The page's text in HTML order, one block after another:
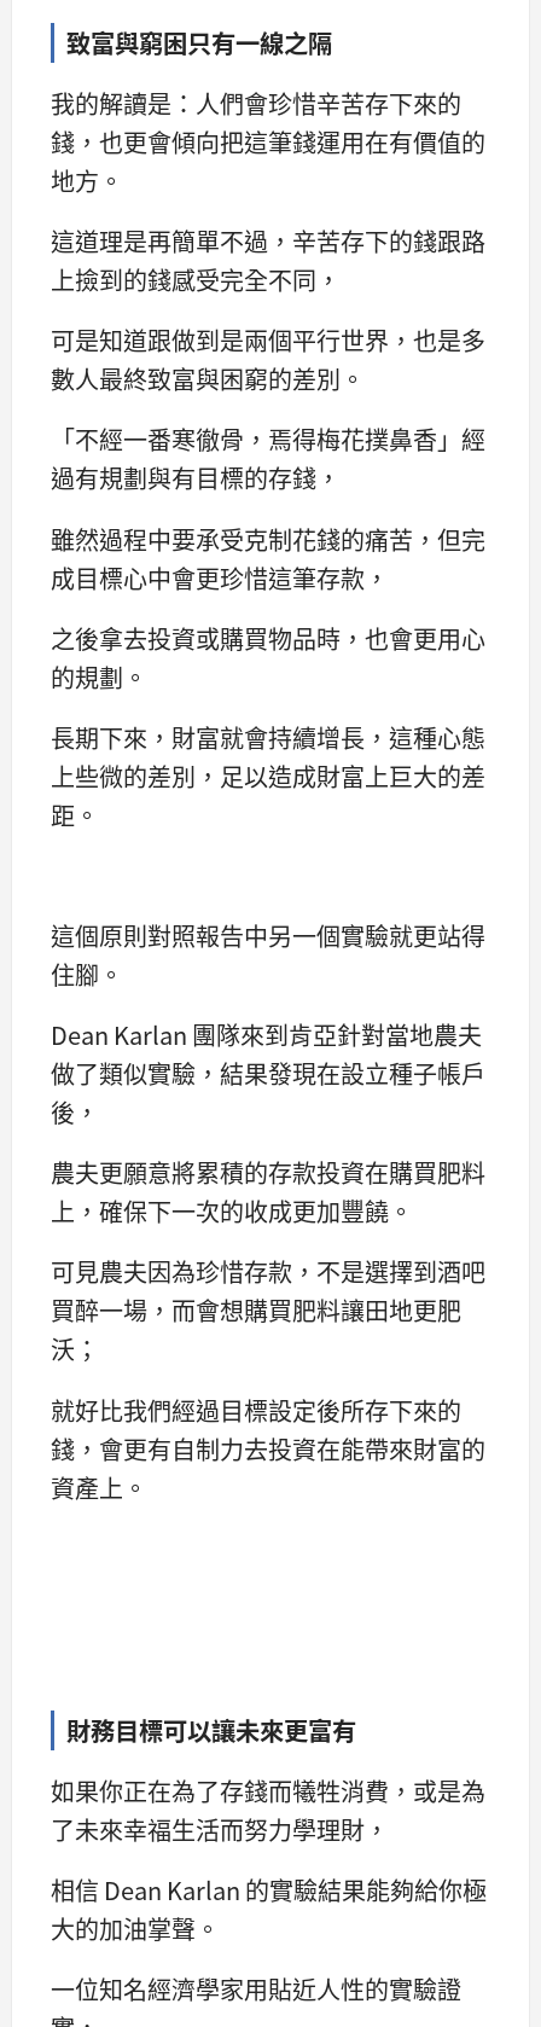
致富與窮困只有一線之隔
我的解讀是：人們會珍惜辛苦存下來的
錢，也更會傾向把這筆錢運用在有價值的
地方。
這道理是再簡單不過，辛苦存下的錢跟路
上撿到的錢感受完全不同，
可是知道跟做到是兩個平行世界，也是多
數人最終致富與困窮的差別。
「不經一番寒徹骨，焉得梅花撲鼻香」經
過有規劃與有目標的存錢，
雖然過程中要承受克制花錢的痛苦，但完
成目標心中會更珍惜這筆存款，
之後拿去投資或購買物品時，也會更用心
的規劃。
長期下來，財富就會持續增長，這種心態
上些微的差別，足以造成財富上巨大的差
距。
這個原則對照報告中另一個實驗就更站得
住腳。
Dean Karlan 團隊來到肯亞針對當地農夫
做了類似實驗，結果發現在設立種子帳戶
後，
農夫更願意將累積的存款投資在購買肥料
上，確保下一次的收成更加豐饒。
可見農夫因為珍惜存款，不是選擇到酒吧
買醉一場，而會想購買肥料讓田地更肥
沃；
就好比我們經過目標設定後所存下來的
錢，會更有自制力去投資在能帶來財富的
資產上。
財務目標可以讓未來更富有
如果你正在為了存錢而犧牲消費，或是為
了未來幸福生活而努力學理財，
相信 Dean Karlan 的實驗結果能夠給你極
大的加油掌聲。
一位知名經濟學家用貼近人性的實驗證